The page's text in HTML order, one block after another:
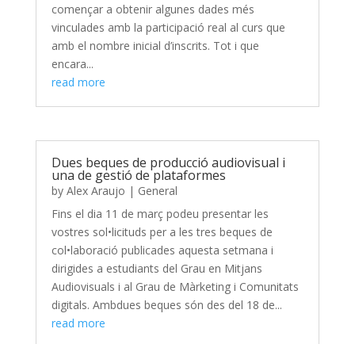
començar a obtenir algunes dades més
vinculades amb la participació real al curs que
amb el nombre inicial d’inscrits. Tot i que
encara...
read more
Dues beques de producció audiovisual i
una de gestió de plataformes
by Alex Araujo | General
Fins el dia 11 de març podeu presentar les
vostres sol•licituds per a les tres beques de
col•laboració publicades aquesta setmana i
dirigides a estudiants del Grau en Mitjans
Audiovisuals i al Grau de Màrketing i Comunitats
digitals. Ambdues beques són des del 18 de...
read more